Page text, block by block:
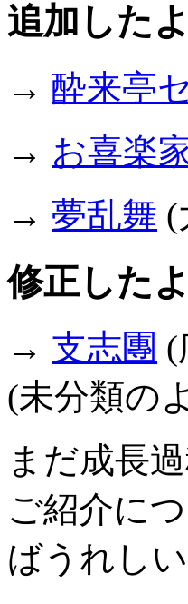
追加した
→ 酔来亭
→ お喜楽
→ 夢乱舞 (
修正した
→ 支志團 (
(未分類の
まだ成長
ご紹介につ
ばうれしい